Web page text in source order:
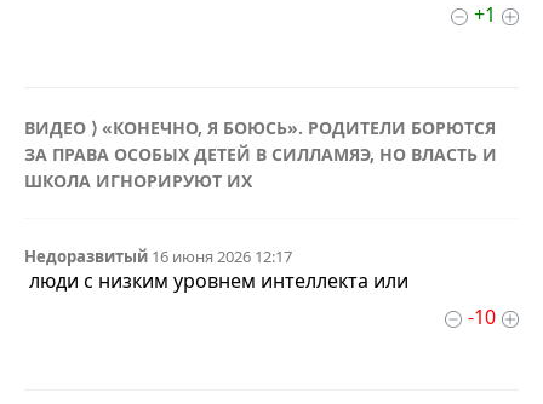
+1
ВИДЕО ⟩ «КОНЕЧНО, Я БОЮСЬ». РОДИТЕЛИ БОРЮТСЯ
ЗА ПРАВА ОСОБЫХ ДЕТЕЙ В СИЛЛАМЯЭ, НО ВЛАСТЬ И
ШКОЛА ИГНОРИРУЮТ ИХ
Недоразвитый 16 июня 2026 12:17
люди с низким уровнем интеллекта или
-10